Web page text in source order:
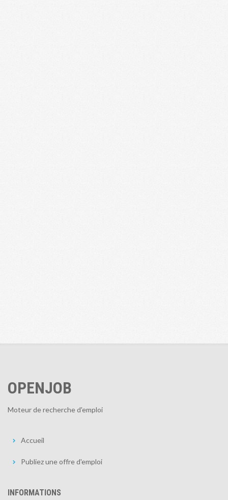
OPENJOB
Moteur de recherche d'emploi
Accueil
Publiez une offre d'emploi
INFORMATIONS